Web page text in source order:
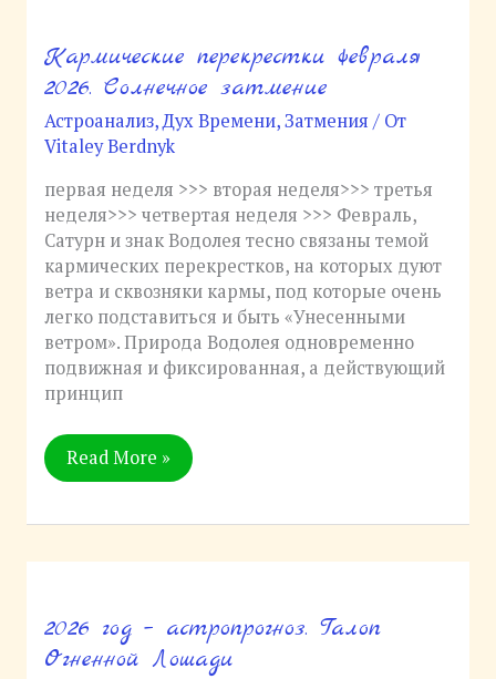
Кармические перекрестки февраля
2026. Солнечное затмение
Астроанализ,Дух Времени,Затмения / От
Vitaley Berdnyk
первая неделя >>> вторая неделя>>> третья
неделя>>> четвертая неделя >>> Февраль,
Сатурн и знак Водолея тесно связаны темой
кармических перекрестков, на которых дуют
ветра и сквозняки кармы, под которые очень
легко подставиться и быть «Унесенными
ветром». Природа Водолея одновременно
подвижная и фиксированная, а действующий
принцип
Кармические
перекрестки
2026.
Солнечное
затмение
Read More »
2026 год – астропрогноз. Галоп
Огненной Лошади
2026
год